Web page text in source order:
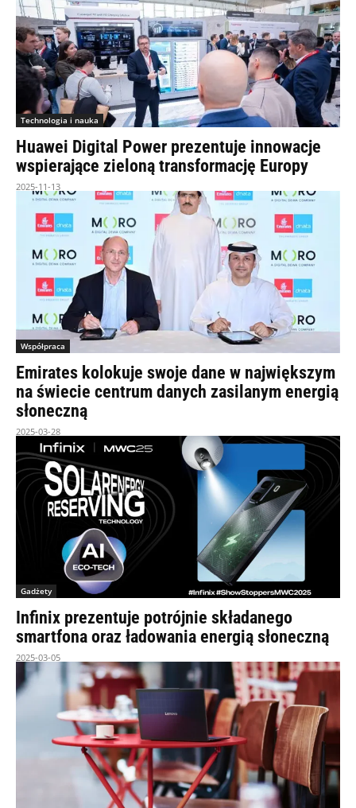
Technologia i nauka
Huawei Digital Power prezentuje innowacje
wspierające zieloną transformację Europy
2025-11-13
Współpraca
Emirates kolokuje swoje dane w największym
na świecie centrum danych zasilanym energią
słoneczną
2025-03-28
Gadżety
Infinix prezentuje potrójnie składanego
smartfona oraz ładowania energią słoneczną
2025-03-05